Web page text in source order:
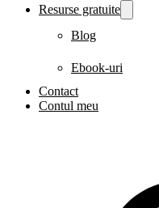
Resurse gratuite
Blog
Ebook-uri
Contact
Contul meu